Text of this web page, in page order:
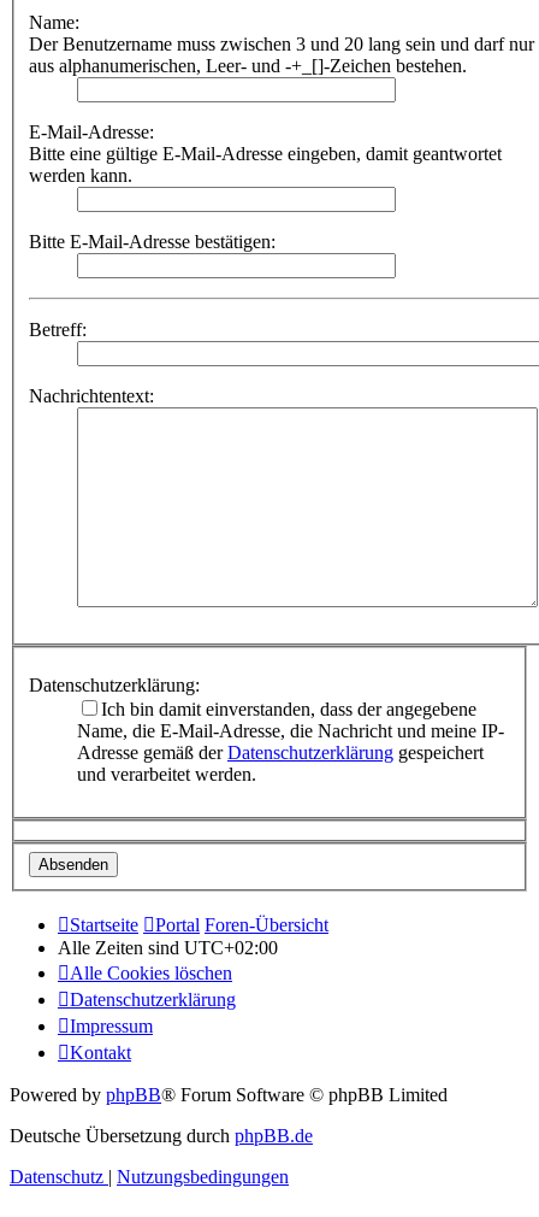
Name:
Der Benutzername muss zwischen 3 und 20 lang sein und darf nur
aus alphanumerischen, Leer- und -+_[]-Zeichen bestehen.
E-Mail-Adresse:
Bitte eine gültige E-Mail-Adresse eingeben, damit geantwortet
werden kann.
Bitte E-Mail-Adresse bestätigen:
Betreff:
Nachrichtentext:
Datenschutzerklärung:
Ich bin damit einverstanden, dass der angegebene
Name, die E-Mail-Adresse, die Nachricht und meine IP-
Adresse gemäß derDatenschutzerklärung gespeichert
und verarbeitet werden.
Startseite Portal Foren-Übersicht
Alle Zeiten sind UTC+02:00
Alle Cookies löschen
Datenschutzerklärung
Impressum
Kontakt
Powered by phpBB® Forum Software © phpBB Limited
Deutsche Übersetzung durch phpBB.de
Datenschutz | Nutzungsbedingungen